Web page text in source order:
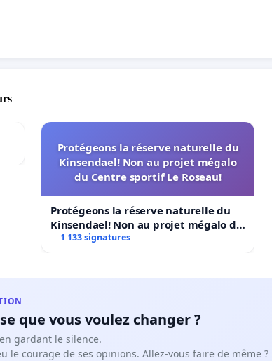
Protégeons la réserve naturelle du
Kinsendael! Non au projet mégalo
du Centre sportif Le Roseau!
Protégeons la réserve naturelle du
Kinsendael! Non au projet mégalo du
Centre sportif Le Roseau!
1 133 signatures
que vous voulez changer ?
gardant le silence.
le courage de ses opinions. Allez-vous faire de même ?